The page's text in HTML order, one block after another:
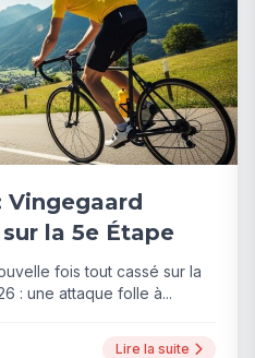
Vingegaard
la 5e Étape
fois tout cassé sur la
: une attaque folle à...
Lire la suite